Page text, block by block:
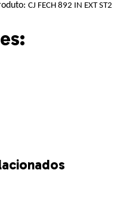
CJ FECH 892 IN EXT